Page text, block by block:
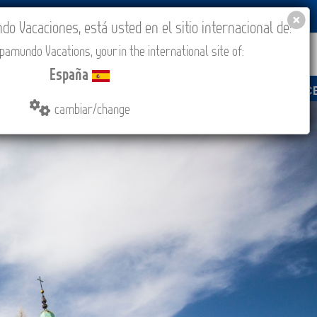
COMPRAR CONTACTO MÁS
9 de agosto de 13:00 a 15:30 (CEST/Madrid).
Vacaciones, está usted en el sitio internacional de:
Vacations, your in the international site of:
España
cambiar/change